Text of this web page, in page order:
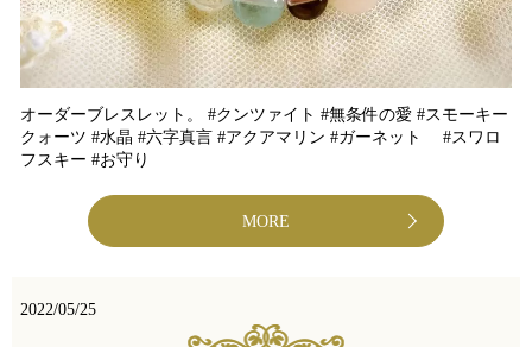
オーダーブレスレット。 #クンツァイト #無条件の愛 #スモーキー
クォーツ #水晶 #六字真言 #アクアマリン #ガーネット #スワロ
フスキー #お守り
MORE
2022/05/25